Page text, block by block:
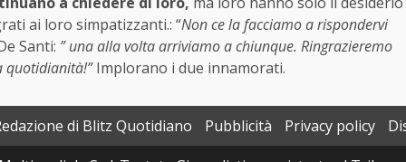
ai loro simpatizzanti.: “Non ce la facciamo a rispondervi
Santi: ” una alla volta arriviamo a chiunque. Ringrazieremo
quotidianità!”Implorano i due innamorati.
di Blitz Quotidiano Pubblicità Privacy policy